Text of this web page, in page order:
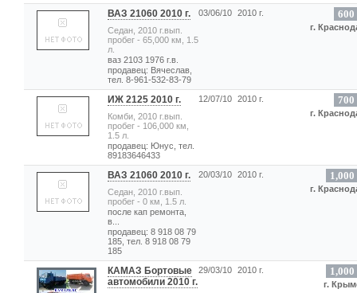
ВАЗ 21060 2010 г.
Седан, 2010 г.вып.
пробег - 65,000 км, 1.5
л.
ваз 2103 1976 г.в.
продавец: Вячеслав,
тел. 8-961-532-83-79
03/06/10 2010 г. 600
г.
ИЖ 2125 2010 г.
Комби, 2010 г.вып.
пробег - 106,000 км,
1.5 л.
продавец: Юнус, тел.
89183646433
12/07/10 2010 г. 700
г.
ВАЗ 21060 2010 г.
Седан, 2010 г.вып.
пробег - 0 км, 1.5 л.
после кап ремонта,
в...
продавец: 8 918 08 79
185, тел. 8 918 08 79
185
20/03/10 2010 г. 1,000
г.
КАМАЗ Бортовые
автомобили 2010 г.
29/03/10 2010 г. 1,000
г.